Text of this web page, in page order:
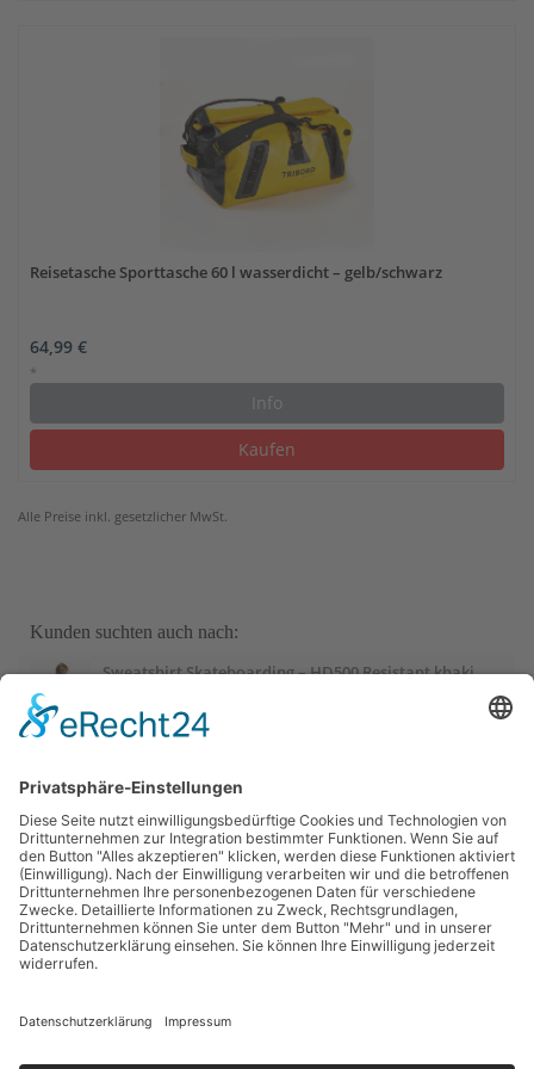
Reisetasche Sporttasche 60 l wasserdicht – gelb/schwarz
64,99 €
*
Info
Kaufen
Alle Preise inkl. gesetzlicher MwSt.
Kunden suchten auch nach:
Sweatshirt Skateboarding – HD500 Resistant khaki
Judoanzug 100 Kinder
Sport-Thieme Mini-Basketball „Playground“, Blau
Sportime Kickertisch „Connect & Play“ Stadion Edition,
Blau-Weiß